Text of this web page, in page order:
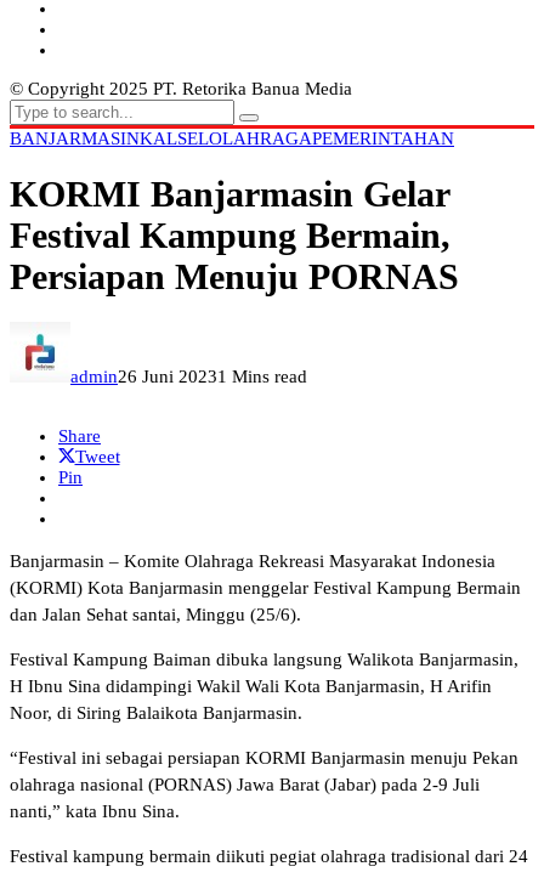
© Copyright 2025 PT. Retorika Banua Media
BANJARMASINKALSELOLAHRAGAPEMERINTAHAN
KORMI Banjarmasin Gelar
Festival Kampung Bermain,
Persiapan Menuju PORNAS
admin26 Juni 20231 Mins read
Share
Tweet
Pin
Banjarmasin – Komite Olahraga Rekreasi Masyarakat Indonesia
(KORMI) Kota Ban­jar­masin menggelar Festival Kampung Bermain
dan Jalan Sehat santai, Minggu (25/6).
Festival Kampung Baiman dibuka langsung Walikota Ban­jar­masin,
H Ibnu Sina didam­pingi Wakil Wali Kota Banjar­masin, H Arifin
Noor, di Siring Balaikota Banjarmasin.
“Festival ini sebagai per­siapan KORMI Banjarmasin menuju Pekan
olahraga nasional (PORNAS) Jawa Barat (Jabar) pada 2-9 Juli
nanti,” kata Ibnu Sina.
Festival kampung bermain diikuti pegiat olahraga tradisional dari 24